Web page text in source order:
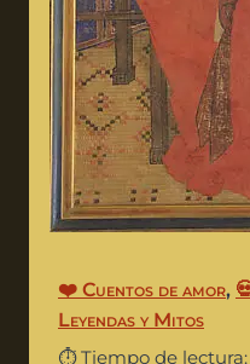
❤️ Cuentos de amor,
Leyendas y Mitos
⏱️ Tiempo de